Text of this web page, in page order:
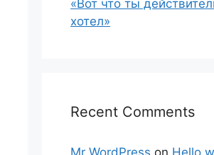
«Вот что ты
хотел»
Recent Comments
Mr WordPress on Hello